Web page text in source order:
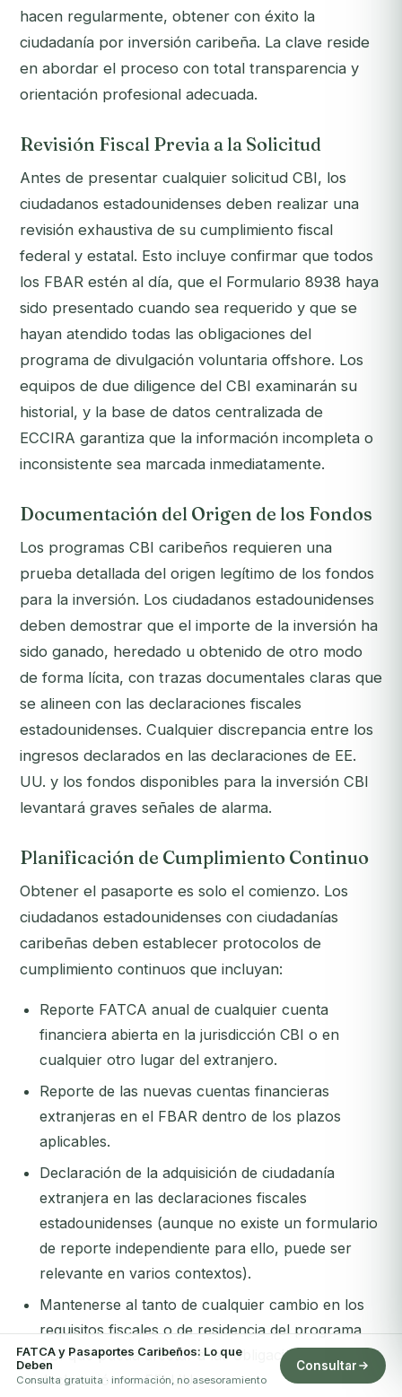
hacen regularmente, obtener con éxito la
ciudadanía por inversión caribeña. La clave reside
en abordar el proceso con total transparencia y
orientación profesional adecuada.
Revisión Fiscal Previa a la Solicitud
Antes de presentar cualquier solicitud CBI, los
ciudadanos estadounidenses deben realizar una
revisión exhaustiva de su cumplimiento fiscal
federal y estatal. Esto incluye confirmar que todos
los FBAR estén al día, que el Formulario 8938 haya
sido presentado cuando sea requerido y que se
hayan atendido todas las obligaciones del
programa de divulgación voluntaria offshore. Los
equipos de due diligence del CBI examinarán su
historial, y la base de datos centralizada de
ECCIRA garantiza que la información incompleta o
inconsistente sea marcada inmediatamente.
Documentación del Origen de los Fondos
Los programas CBI caribeños requieren una
prueba detallada del origen legítimo de los fondos
para la inversión. Los ciudadanos estadounidenses
deben demostrar que el importe de la inversión ha
sido ganado, heredado u obtenido de otro modo
de forma lícita, con trazas documentales claras que
se alineen con las declaraciones fiscales
estadounidenses. Cualquier discrepancia entre los
ingresos declarados en las declaraciones de EE.
UU. y los fondos disponibles para la inversión CBI
levantará graves señales de alarma.
Planificación de Cumplimiento Continuo
Obtener el pasaporte es solo el comienzo. Los
ciudadanos estadounidenses con ciudadanías
caribeñas deben establecer protocolos de
cumplimiento continuos que incluyan:
Reporte FATCA anual de cualquier cuenta
financiera abierta en la jurisdicción CBI o en
cualquier otro lugar del extranjero.
Reporte de las nuevas cuentas financieras
extranjeras en el FBAR dentro de los plazos
aplicables.
Declaración de la adquisición de ciudadanía
extranjera en las declaraciones fiscales
estadounidenses (aunque no existe un formulario
de reporte independiente para ello, puede ser
relevante en varios contextos).
Mantenerse al tanto de cualquier cambio en los
requisitos fiscales o de residencia del programa
CBI que pueda afectar a las obligaciones de
declaración en EE. UU.
FATCA y Pasaportes Caribeños: Lo que
Deben
Consulta gratuita · información, no asesoramiento
Consultar